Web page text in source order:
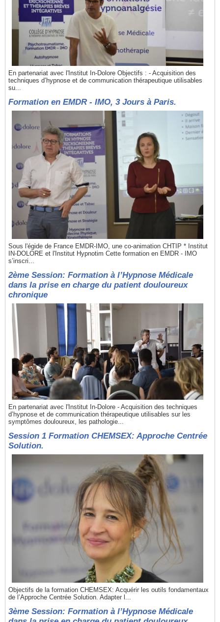
En partenariat avec l'Institut In-Dolore Objectifs : - Acquisition des
techniques d’hypnose et de communication thérapeutique utilisables
su...
Formation en EMDR - IMO, 3 Jours à Paris.
Sous l'égide de France EMDR-IMO, une co-animation CHTIP * Institut
IN-DOLORE et l'Institut Hypnotim Cette formation en EMDR - IMO
s’inscri...
2ème Session: Formation à l’Hypnose Médicale
dans la prise en charge du patient douloureux
chronique
En partenariat avec l'Institut In-Dolore - Acquisition des techniques
d’hypnose et de communication thérapeutique utilisables sur les
symptômes douloureux, les pathologie...
Session 1 Formation CHEMSEX: Approche Centrée
Solution.
Objectifs de la formation CHEMSEX: Acquérir les outils fondamentaux
de l’Approche Centrée Solution. Adapter l...
3ème Session: Formation à l’Hypnose Médicale